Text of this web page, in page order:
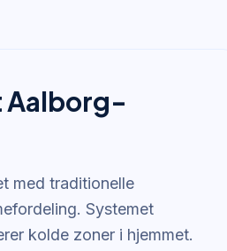
Aalborg-
med traditionelle
Systemet
kolde zoner i hjemmet.